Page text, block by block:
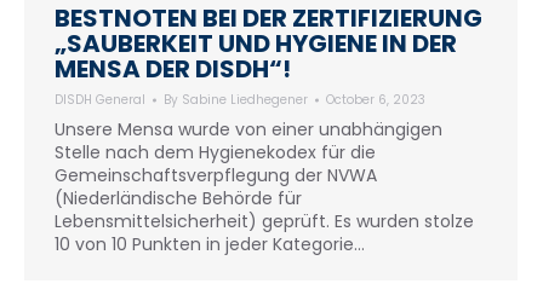
BESTNOTEN BEI DER ZERTIFIZIERUNG
„SAUBERKEIT UND HYGIENE IN DER
MENSA DER DISDH“!
DISDH General By Sabine Liedhegener October 6, 2023
Unsere Mensa wurde von einer unabhängigen
Stelle nach dem Hygienekodex für die
Gemeinschaftsverpflegung der NVWA
(Niederländische Behörde für
Lebensmittelsicherheit) geprüft. Es wurden stolze
10 von 10 Punkten in jeder Kategorie…